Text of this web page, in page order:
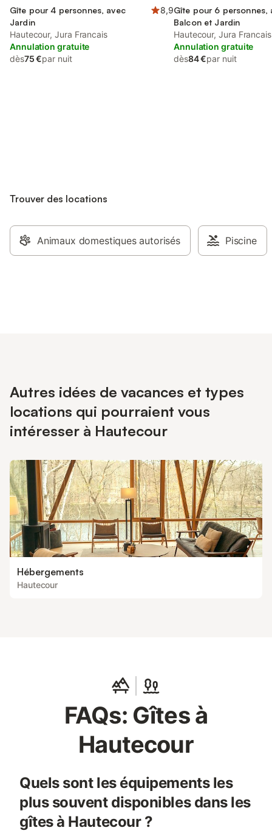
Gîte pour 4 personnes, avec
Jardin
8,9
Hautecour, Jura Francais
Annulation gratuite
dès75 €par nuit
Gîte pour 6 personnes,
Balcon et Jardin
Hautecour, Jura Francais
Annulation gratuite
dès84 €par nuit
Trouver des locations
Animaux domestiques autorisés Piscine
Autres idées de vacances et types
locations qui pourraient vous
intéresser à Hautecour
Hébergements
Hautecour
FAQs: Gîtes à
Hautecour
Quels sont les équipements les
plus souvent disponibles dans les
gîtes à Hautecour ?